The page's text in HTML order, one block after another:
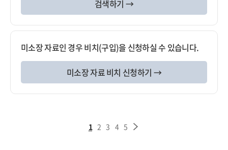
검색하기 →
미소장 자료인 경우 비치(구입)을 신청하실 수 있습니다.
미소장 자료 비치 신청하기 →
1 2 3 4 5